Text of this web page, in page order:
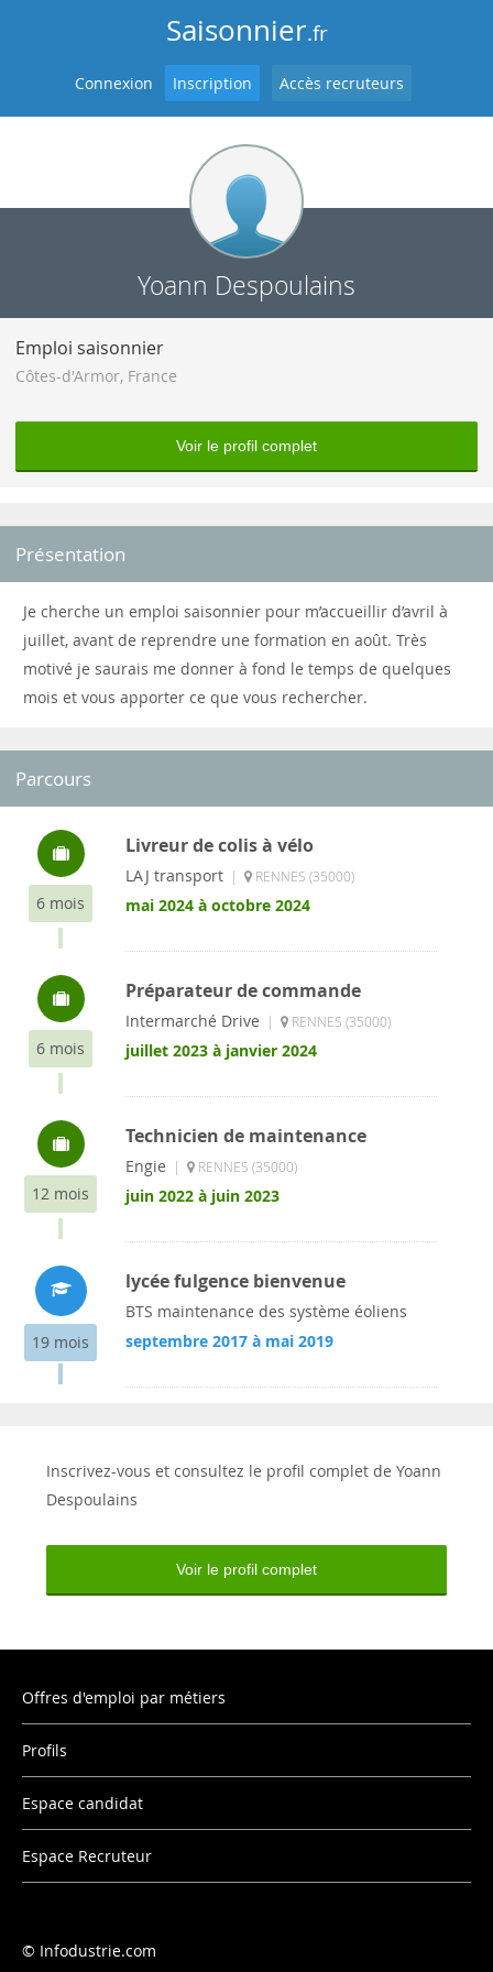
Saisonnier.fr
Connexion Inscription Accès recruteurs
Yoann Despoulains
Emploi saisonnier
Côtes-d'Armor, France
Voir le profil complet
Présentation
Je cherche un emploi saisonnier pour m’accueillir d’avril à
juillet, avant de reprendre une formation en août. Très
motivé je saurais me donner à fond le temps de quelques
mois et vous apporter ce que vous rechercher.
Parcours
6 mois
Livreur de colis à vélo
LAJ transport | RENNES (35000)
mai 2024 à octobre 2024
6 mois
Préparateur de commande
Intermarché Drive | RENNES (35000)
juillet 2023 à janvier 2024
12 mois
Technicien de maintenance
Engie | RENNES (35000)
juin 2022 à juin 2023
19 mois
lycée fulgence bienvenue
BTS maintenance des système éoliens
septembre 2017 à mai 2019
Inscrivez-vous et consultez le profil complet de Yoann
Despoulains
Voir le profil complet
Offres d'emploi par métiers
Profils
Espace candidat
Espace Recruteur
Infodustrie.com